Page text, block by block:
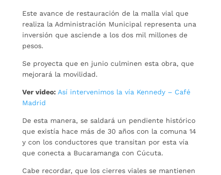
Este avance de restauración de la malla vial que
realiza la Administración Municipal representa una
inversión que asciende a los dos mil millones de
pesos.
Se proyecta que en junio culminen esta obra, que
mejorará la movilidad.
Ver video: Así intervenimos la vía Kennedy – Café
Madrid
De esta manera, se saldará un pendiente histórico
que existía hace más de 30 años con la comuna 14
y con los conductores que transitan por esta vía
que conecta a Bucaramanga con Cúcuta.
Cabe recordar, que los cierres viales se mantienen